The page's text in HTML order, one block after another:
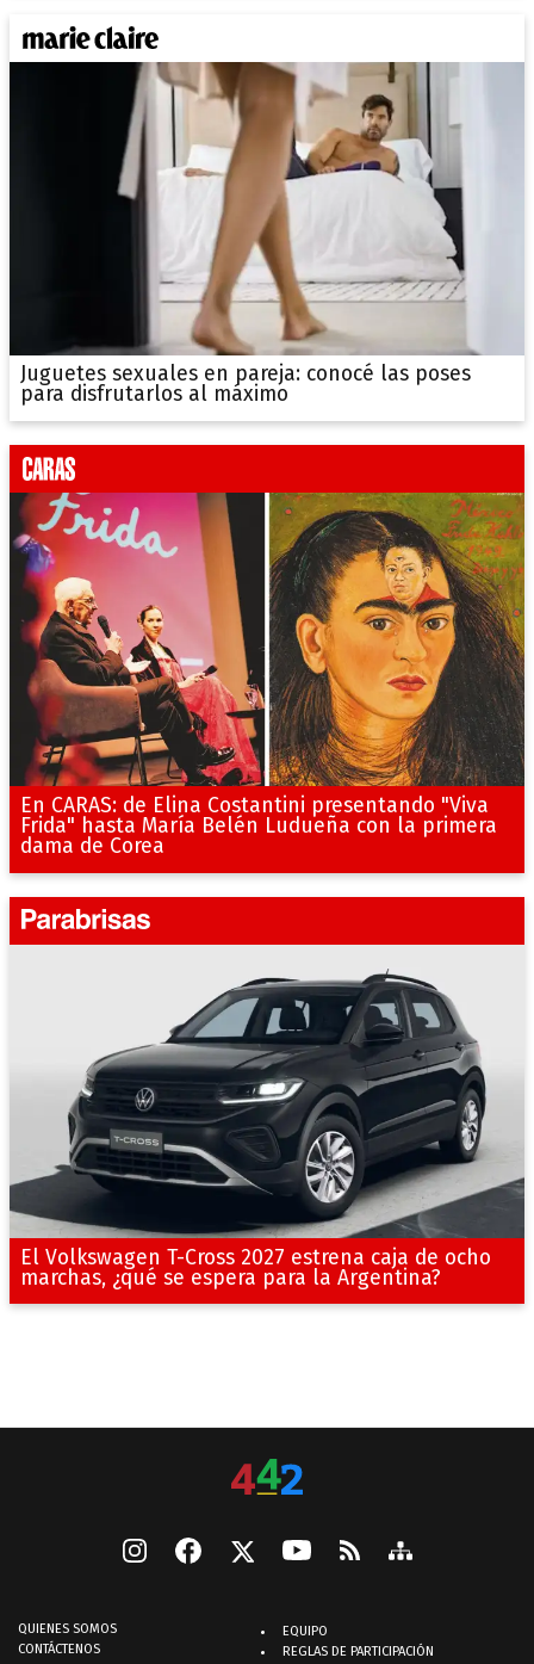
Juguetes sexuales en pareja: conocé las poses
para disfrutarlos al máximo
En CARAS: de Elina Costantini presentando "Viva
Frida" hasta María Belén Ludueña con la primera
dama de Corea
El Volkswagen T-Cross 2027 estrena caja de ocho
marchas, ¿qué se espera para la Argentina?
QUIENES SOMOS
CONTÁCTENOS
EQUIPO
REGLAS DE PARTICIPACIÓN